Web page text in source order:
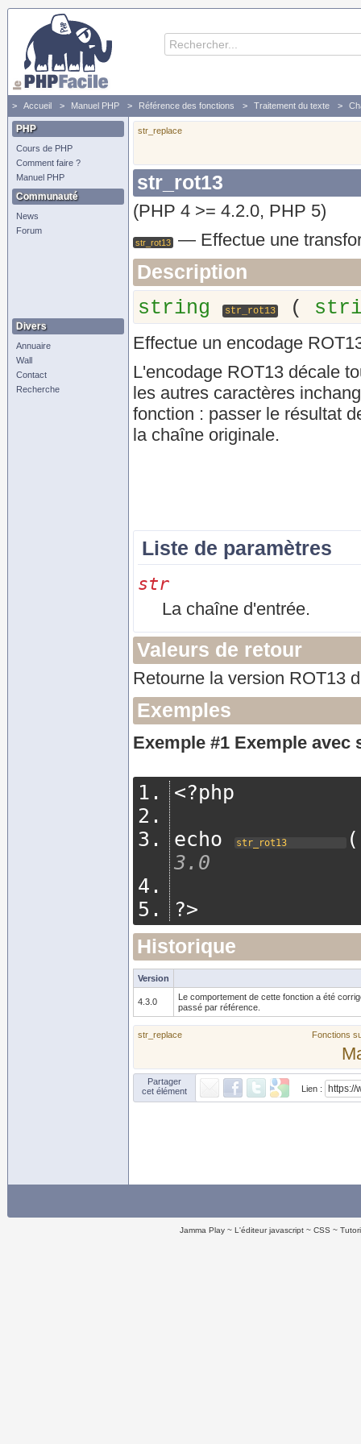
Accueil Manuel PHP Référence des fonctions Traitement du texte
str_rot13 - Effectue une transformation ROT13
PHP
Cours de PHP
Comment faire ?
Manuel PHP
Communauté
News
Forum
Divers
Annuaire
Wall
Contact
Recherche
str_replace
str_rot13
(PHP 4 >= 4.2.0, PHP 5)
str_rot13 — Effectue une
Description
string
str_rot13 (
Effectue un encodage
L'encodage ROT13 décale
les autres caractères
fonction : passer le résultat
la chaîne originale.
Liste de paramètres
str
La chaîne d'entrée.
Valeurs de retour
Retourne la version ROT13
Exemples
Exemple #1 Exemple avec
<?php
echo
str_rot13 (
3.0
?>
Historique
Version
4.3.0
Le comportement de cette fonction a été
passé par référence.
str_replace Fonctions
Partager
cet élément
Lien :
Jamma Play L'éditeur javascript CSS